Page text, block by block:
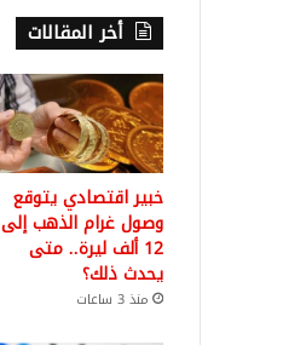
أخر المقالات
خبير اقتصادي يتوقع
وصول غرام الذهب إلى
12 ألف ليرة.. متى
يحدث ذلك؟
منذ 3 ساعات